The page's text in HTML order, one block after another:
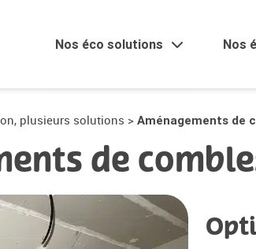
Nos éco solutions
Nos éco conseils
Nos
plusieurs solutions > Aménagements de
de